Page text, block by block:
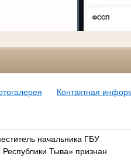
Контактная
начальника ГБУ
Тыва» признан